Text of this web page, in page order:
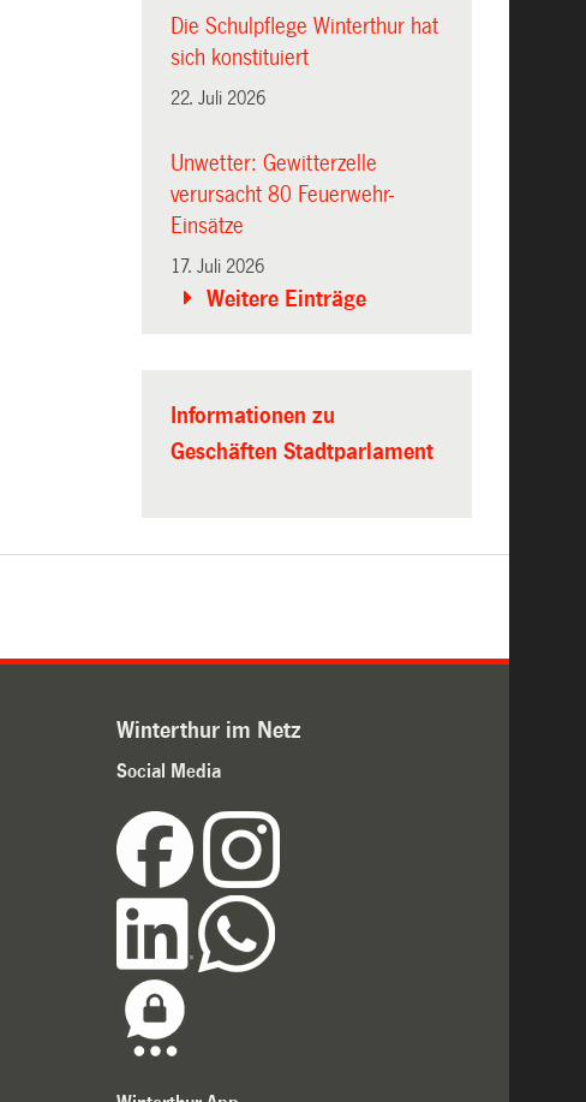
Die Schulpflege Winterthur hat
sich konstituiert
22. Juli 2026
Unwetter: Gewitterzelle
verursacht 80 Feuerwehr-
Einsätze
17. Juli 2026
Weitere Einträge
Informationen zu
Geschäften Stadtparlament
Winterthur im Netz
Social Media